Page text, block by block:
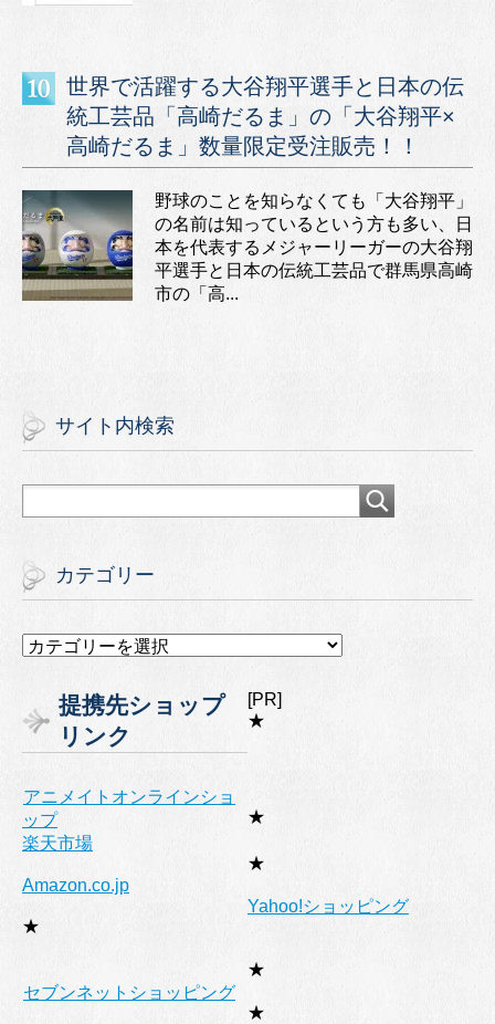
世界で活躍する大谷翔平選手と日本の伝
統工芸品「高崎だるま」の「大谷翔平×
高崎だるま」数量限定受注販売！！
野球のことを知らなくても「大谷翔平」
の名前は知っているという方も多い、日
本を代表するメジャーリーガーの大谷翔
平選手と日本の伝統工芸品で群馬県高崎
市の「高...
サイト内検索
カテゴリー
カ
リ
ー
提携先ショップ
リンク
[PR]
★
アニメイトオンラインショ
ップ
★
楽天市場
★
Amazon.co.jp
★
Yahoo!ショッピング
★
セブンネットショッピング
★